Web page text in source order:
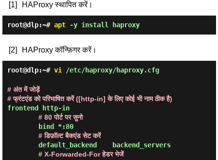
[1] HAProxy स्थापित करें।
root@dlp:~# apt-y install haproxy
[2] HAProxy कॉन्फ़िगर करें।
root@dlp:~# vi /etc/haproxy/haproxy.cfg
# अंत में जोड़ें
# फ्रंटएंड को परिभाषित करें ([http-in] के लिए कोई भी नाम ठीक है)
frontend http-in
# 80 पोर्ट पर सुनो
# डिफ़ॉल्ट बैकएंड सेट करें
# X-Forwarded-For हेडर भेजें